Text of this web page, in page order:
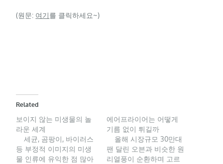
(원문: 여기를 클릭하세요~)
Related
보이지 않는 미생물의 놀
라운 세계
세균, 곰팡이, 바이러스
등 부정적 이미지의 미생
물 인류에 유익한 점 많아
에어프라이어는 어떻게
기름 없이 튀길까
올해 시장규모 30만대
팬 달린 오븐과 비슷한 원
리열풍이 순환하며 고르